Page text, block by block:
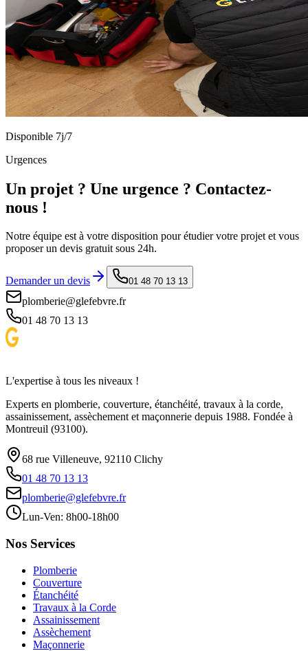
Disponible 7j/7
Urgences
Un projet ? Une urgence ? Contactez-
nous !
Notre équipe est à votre disposition pour étudier votre projet et vous
proposer un devis gratuit sous 24h.
Demander un devis 01 48 70 13 13
plomberie@glefebvre.fr
01 48 70 13 13
L'expertise à tous les niveaux !
Experts en plomberie, couverture, étanchéité, travaux à la corde,
assainissement, assèchement et maçonnerie depuis 1988. Fondée à
Montreuil (93100).
68 rue Villeneuve, 92110 Clichy
01 48 70 13 13
plomberie@glefebvre.fr
Lun-Ven: 8h00-18h00
Nos Services
Plomberie
Couverture
Étanchéité
Travaux à la Corde
Assainissement
Assèchement
Maçonnerie